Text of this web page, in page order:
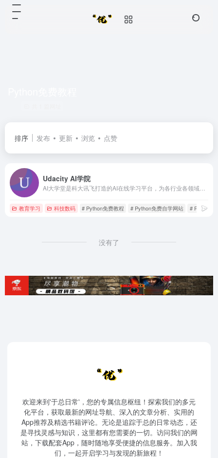
排序 发布 更新 浏览 点赞
Udacity AI学院
教育学习 科技数码 # Python免费教程 # Python免费自学网站 # Python全
没有了
欢迎来到'于总日常'，您的专属信息枢纽！探索我们的多元
化平台，获取最新的网址导航、深入的文章分析、实用的
App推荐及精选书籍评论。无论是追踪于总的日常动态，还
是寻找灵感与知识，这里都有您需要的一切。访问我们的网
站，下载配套App，随时随地享受便捷的信息服务。加入我
们，一起开启学习与发现的新旅程！